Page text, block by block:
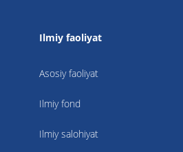
Ilmiy faoliyat
Asosiy faoliyat
Ilmiy fond
Ilmiy salohiyat